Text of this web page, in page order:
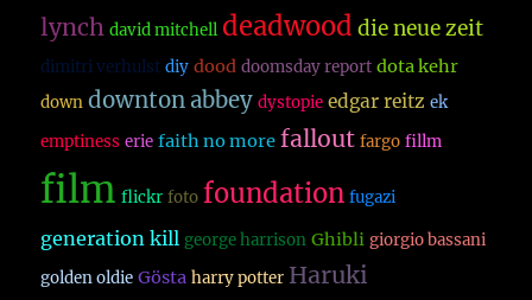
lynch david mitchell deadwood die neue zeit
dimitri verhulst diy dood doomsday report dota kehr
down downton abbey dystopie edgar reitz ek
emptiness erie faith no more fallout fargo fillm
film flickr foto foundation fugazi
generation kill george harrison Ghibli giorgio bassani
golden oldie Gösta harry potter Haruki